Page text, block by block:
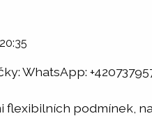
WhatsApp:
flexibilních podmínek,